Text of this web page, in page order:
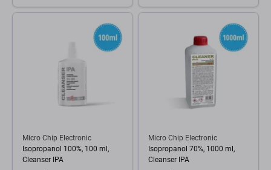
Micro Chip Electronic
Isopropanol 100%, 100 ml,
Cleanser IPA
Micro Chip Electronic
Isopropanol 70%, 1000 ml,
Cleanser IPA